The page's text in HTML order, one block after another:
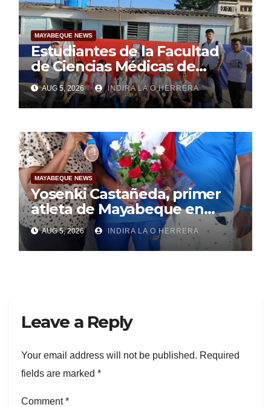
MAYABEQUE NEWS
Estudiantes de la Facultad
de Ciencias Médicas de
Mayabeque realizan
pesquisa
AUG 5, 2026 INDIRA LA O HERRERA
MAYABEQUE NEWS
Yosenki Castañeda, primer
atleta de Mayabeque en
subir al podio
centroamericano
AUG 5, 2026 INDIRA LA O HERRERA
Leave a Reply
Your email address will not be published. Required
fields are marked *
Comment*